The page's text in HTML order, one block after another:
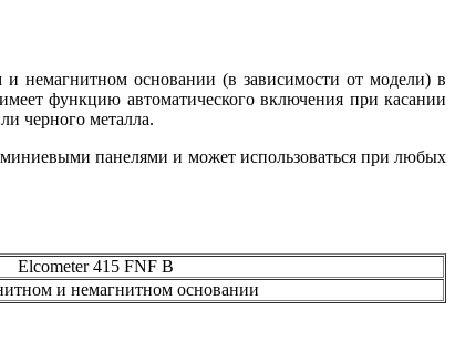
немагнитном основании (в зависимости от модели) в
функцию автоматического включения при касании
черного металла.
панелями и может использоваться при любых
Elcometer 415 FNF B
и немагнитном основании